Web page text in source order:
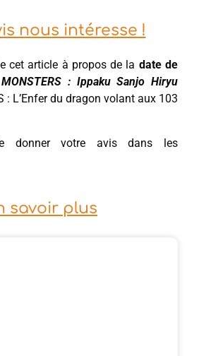
nous intéresse !
cet article à propos de la date de
MONSTERS : Ippaku Sanjo Hiryu
: L’Enfer du dragon volant aux 103
donner votre avis dans les
savoir plus